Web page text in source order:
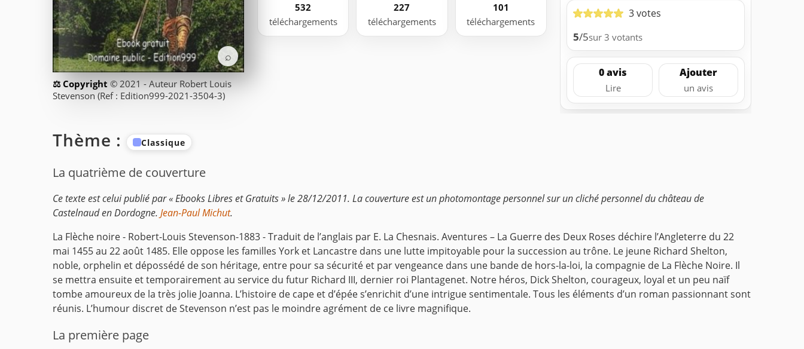
⌕
© 2021 - Auteur Robert Louis
Stevenson (Ref : Edition999-2021-3504-3)
532
téléchargements
227
téléchargements
101
téléchargements
3 votes
5/5sur 3 votants
0 avis
Lire
Ajouter
un avis
Thème : Classique
La quatrième de couverture
Ce texte est celui publié par « Ebooks Libres et Gratuits » le 28/12/2011. La couverture est un photomontage personnel sur un cliché personnel du château de
Castelnaud en Dordogne. Jean-Paul Michut.
La Flèche noire - Robert-Louis Stevenson-1883 - Traduit de l’anglais par E. La Chesnais. Aventures – La Guerre des Deux Roses déchire l’Angleterre du 22
mai 1455 au 22 août 1485. Elle oppose les familles York et Lancastre dans une lutte impitoyable pour la succession au trône. Le jeune Richard Shelton,
noble, orphelin et dépossédé de son héritage, entre pour sa sécurité et par vengeance dans une bande de hors-la-loi, la compagnie de La Flèche Noire. Il
se mettra ensuite et temporairement au service du futur Richard III, dernier roi Plantagenet. Notre héros, Dick Shelton, courageux, loyal et un peu naïf
tombe amoureux de la très jolie Joanna. L’histoire de cape et d’épée s’enrichit d’une intrigue sentimentale. Tous les éléments d’un roman passionnant sont
réunis. L’humour discret de Stevenson n’est pas le moindre agrément de ce livre magnifique.
La première page